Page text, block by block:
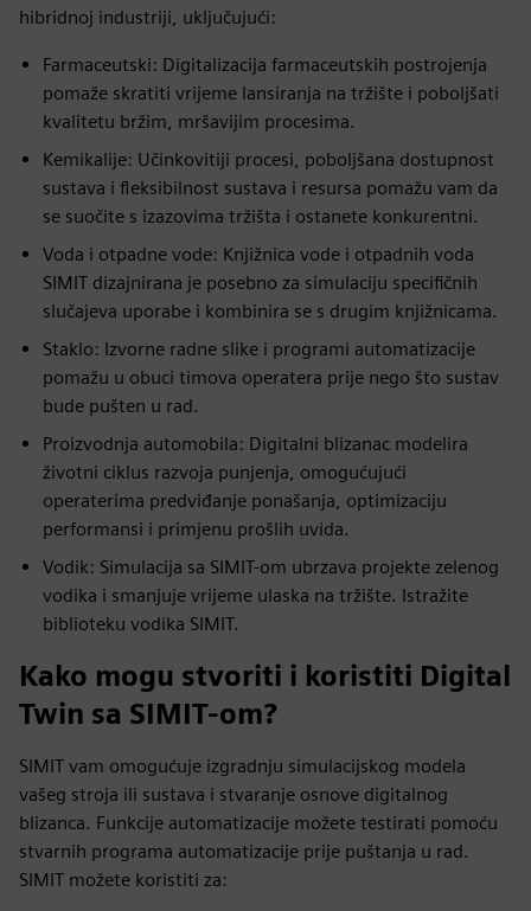
hibridnoj industriji, uključujući:
Farmaceutski: Digitalizacija farmaceutskih postrojenja
pomaže skratiti vrijeme lansiranja na tržište i poboljšati
kvalitetu bržim, mršavijim procesima.
Kemikalije: Učinkovitiji procesi, poboljšana dostupnost
sustava i fleksibilnost sustava i resursa pomažu vam da
se suočite s izazovima tržišta i ostanete konkurentni.
Voda i otpadne vode: Knjižnica vode i otpadnih voda
SIMIT dizajnirana je posebno za simulaciju specifičnih
slučajeva uporabe i kombinira se s drugim knjižnicama.
Staklo: Izvorne radne slike i programi automatizacije
pomažu u obuci timova operatera prije nego što sustav
bude pušten u rad.
Proizvodnja automobila: Digitalni blizanac modelira
životni ciklus razvoja punjenja, omogućujući
operaterima predviđanje ponašanja, optimizaciju
performansi i primjenu prošlih uvida.
Vodik: Simulacija sa SIMIT-om ubrzava projekte zelenog
vodika i smanjuje vrijeme ulaska na tržište. Istražite
biblioteku vodika SIMIT.
Kako mogu stvoriti i koristiti Digital
Twin sa SIMIT-om?
SIMIT vam omogućuje izgradnju simulacijskog modela
vašeg stroja ili sustava i stvaranje osnove digitalnog
blizanca. Funkcije automatizacije možete testirati pomoću
stvarnih programa automatizacije prije puštanja u rad.
SIMIT možete koristiti za: